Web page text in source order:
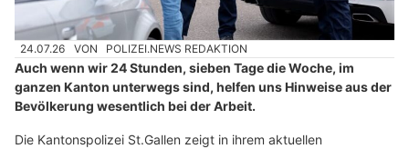
24.07.26 VON POLIZEI.NEWS REDAKTION
Auch wenn wir 24 Stunden, sieben Tage die Woche, im
ganzen Kanton unterwegs sind, helfen uns Hinweise aus der
Bevölkerung wesentlich bei der Arbeit.
Die Kantonspolizei St.Gallen zeigt in ihrem aktuellen